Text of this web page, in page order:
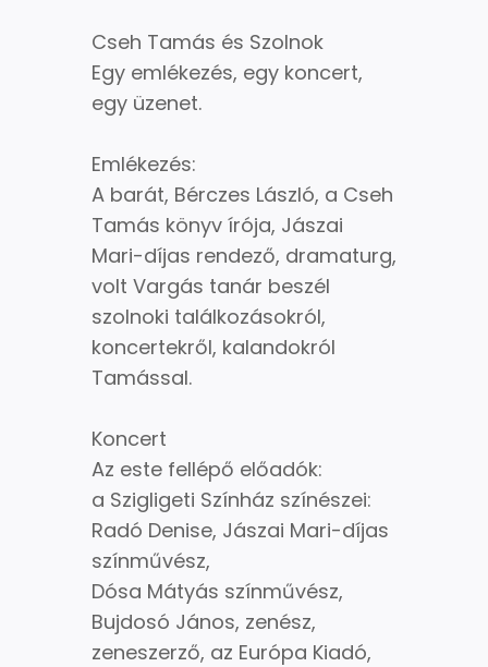
Cseh Tamás és Szolnok
Egy emlékezés, egy koncert,
egy üzenet.
Emlékezés:
A barát, Bérczes László, a Cseh
Tamás könyv írója, Jászai
Mari-díjas rendező, dramaturg,
volt Vargás tanár beszél
szolnoki találkozásokról,
koncertekről, kalandokról
Tamással.
Koncert
Az este fellépő előadók:
a Szigligeti Színház színészei:
Radó Denise, Jászai Mari-díjas
színművész,
Dósa Mátyás színművész,
Bujdosó János, zenész,
zeneszerző, az Európa Kiadó,